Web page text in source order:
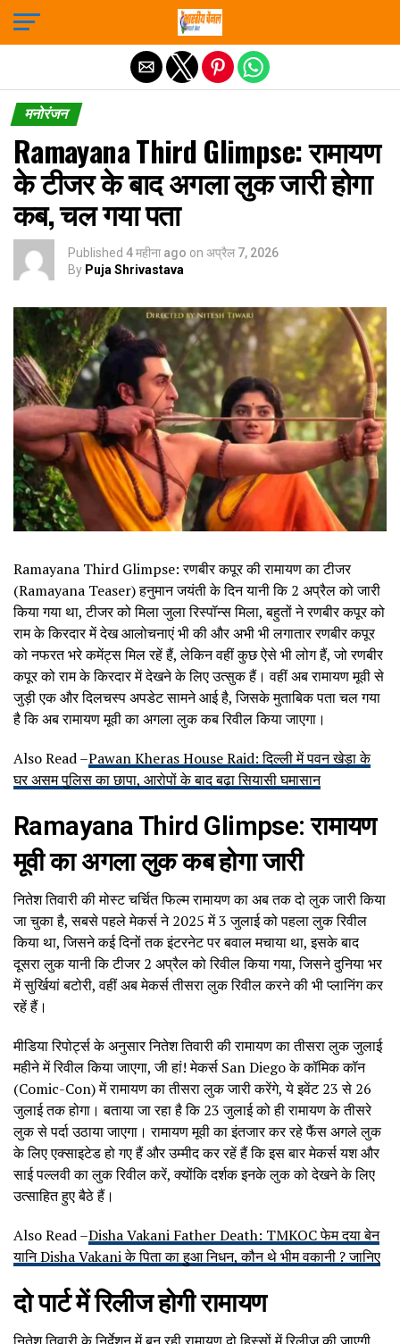
मनोरंजन
Ramayana Third Glimpse: रामायण
के टीजर के बाद अगला लुक जारी होगा
कब, चल गया पता
Published 4 महीना ago on अप्रैल 7, 2026
By Puja Shrivastava
Ramayana Third Glimpse: रणबीर कपूर की रामायण का टीजर
(Ramayana Teaser) हनुमान जयंती के दिन यानी कि 2 अप्रैल को जारी
किया गया था, टीजर को मिला जुला रिस्पॉन्स मिला, बहुतों ने रणबीर कपूर को
राम के किरदार में देख आलोचनाएं भी की और अभी भी लगातार रणबीर कपूर
को नफरत भरे कमेंट्स मिल रहें हैं, लेकिन वहीं कुछ ऐसे भी लोग हैं, जो रणबीर
कपूर को राम के किरदार में देखने के लिए उत्सुक हैं। वहीं अब रामायण मूवी से
जुड़ी एक और दिलचस्प अपडेट सामने आई है, जिसके मुताबिक पता चल गया
है कि अब रामायण मूवी का अगला लुक कब रिवील किया जाएगा।
Also Read –Pawan Kheras House Raid: दिल्ली में पवन खेड़ा के
घर असम पुलिस का छापा, आरोपों के बाद बढ़ा सियासी घमासान
Ramayana Third Glimpse: रामायण
मूवी का अगला लुक कब होगा जारी
नितेश तिवारी की मोस्ट चर्चित फिल्म रामायण का अब तक दो लुक जारी किया
जा चुका है, सबसे पहले मेकर्स ने 2025 में 3 जुलाई को पहला लुक रिवील
किया था, जिसने कई दिनों तक इंटरनेट पर बवाल मचाया था, इसके बाद
दूसरा लुक यानी कि टीजर 2 अप्रैल को रिवील किया गया, जिसने दुनिया भर
में सुर्खियां बटोरी, वहीं अब मेकर्स तीसरा लुक रिवील करने की भी प्लानिंग कर
रहें हैं।
मीडिया रिपोर्ट्स के अनुसार नितेश तिवारी की रामायण का तीसरा लुक जुलाई
महीने में रिवील किया जाएगा, जी हां! मेकर्स San Diego के कॉमिक कॉन
(Comic-Con) में रामायण का तीसरा लुक जारी करेंगे, ये इवेंट 23 से 26
जुलाई तक होगा। बताया जा रहा है कि 23 जुलाई को ही रामायण के तीसरे
लुक से पर्दा उठाया जाएगा। रामायण मूवी का इंतजार कर रहे फैंस अगले लुक
के लिए एक्साइटेड हो गए हैं और उम्मीद कर रहें हैं कि इस बार मेकर्स यश और
साई पल्लवी का लुक रिवील करें, क्योंकि दर्शक इनके लुक को देखने के लिए
उत्साहित हुए बैठे हैं।
Also Read –Disha Vakani Father Death: TMKOC फेम दया बेन
यानि Disha Vakani के पिता का हुआ निधन, कौन थे भीम वकानी ? जानिए
दो पार्ट में रिलीज होगी रामायण
Exit mobile version